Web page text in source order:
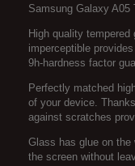
Samsung Galaxy A05
High quality
imperceptible
9h-hardness factor
Perfectly matched
of your device.
against scratches
Glass has glue on the
the screen without